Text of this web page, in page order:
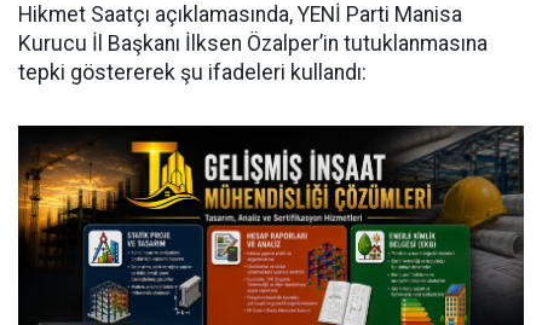
Hikmet Saatçı açıklamasında, YENİ Parti Manisa
Kurucu İl Başkanı İlksen Özalper’in tutuklanmasına
tepki göstererek şu ifadeleri kullandı: